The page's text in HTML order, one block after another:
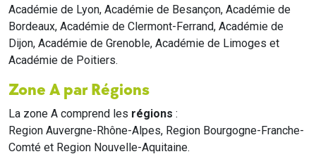
Académie de Lyon, Académie de Besançon, Académie de
Bordeaux, Académie de Clermont-Ferrand, Académie de
Dijon, Académie de Grenoble, Académie de Limoges et
Académie de Poitiers.
Zone A par Régions
La zone A comprend les régions :
Region Auvergne-Rhône-Alpes, Region Bourgogne-Franche-
Comté et Region Nouvelle-Aquitaine.